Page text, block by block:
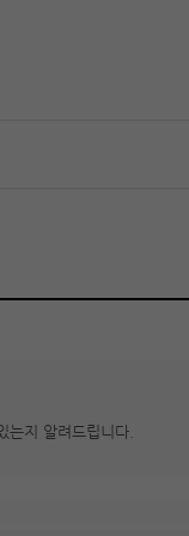
지 알려드립니다.